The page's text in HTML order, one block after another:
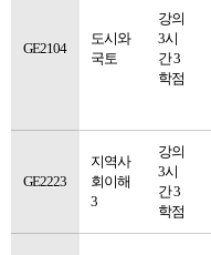
GE2104
도시와
국토
강의
3시
간 3
학점
GE2223
지역사
회이해
3
강의
3시
간 3
학점